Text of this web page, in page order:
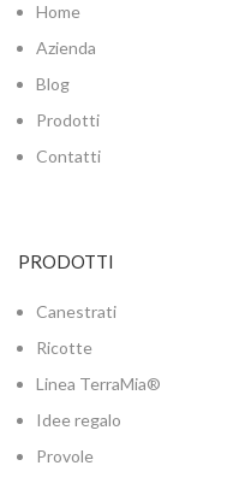
Home
Azienda
Blog
Prodotti
Contatti
PRODOTTI
Canestrati
Ricotte
Linea TerraMia®
Idee regalo
Provole